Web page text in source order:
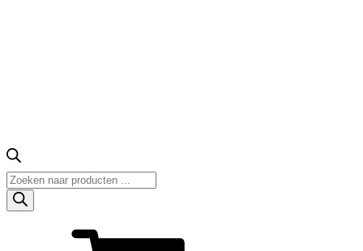
Producten
zoeken